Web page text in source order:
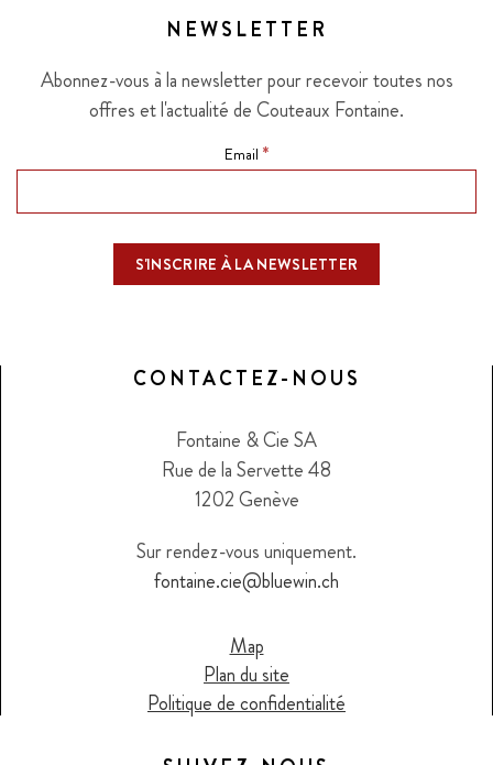
NEWSLETTER
Abonnez-vous à la newsletter pour recevoir toutes nos
offres et l'actualité de Couteaux Fontaine.
Email *
CONTACTEZ-NOUS
Fontaine & Cie SA
Rue de la Servette 48
1202 Genève
Sur rendez-vous uniquement.
fontaine.cie@bluewin.ch
Map
Plan du site
Politique de confidentialité